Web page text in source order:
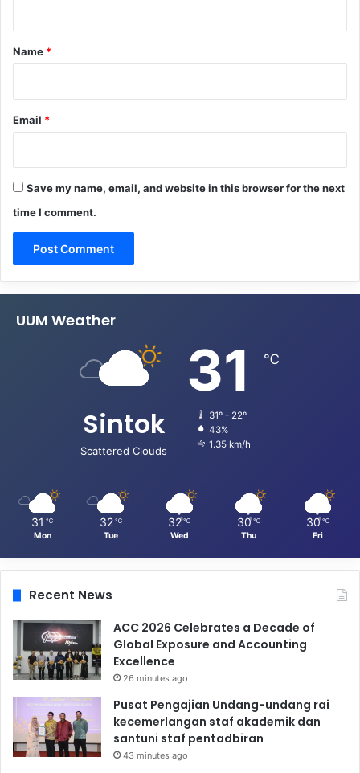
*
Name *
Email *
Save my name, email, and website in this browser for the next
time I comment.
UUM Weather
Sintok
Scattered Clouds
31 ℃
31º - 22º
43%
1.35 km/h
31 ℃
Mon
32 ℃
Tue
32 ℃
Wed
30 ℃
Thu
30 ℃
Fri
Recent News
ACC 2026 Celebrates a Decade of
Global Exposure and Accounting
Excellence
26 minutes ago
Pusat Pengajian Undang-undang rai
kecemerlangan staf akademik dan
santuni staf pentadbiran
43 minutes ago